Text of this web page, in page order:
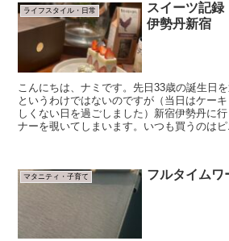
ライフスタイル・日常
スイーツ記録
伊勢丹新宿
こんにちは、ナミです。先日33歳の誕生日
というわけではないのですが（当日はケー
しくない日を過ごしました）新宿伊勢丹に
ナーを覗いてしまいます。いつも買うのはピ
マタニティ・子育て フルタイムワ